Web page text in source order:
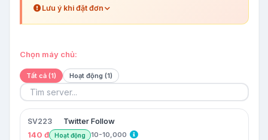
Lưu ý khi đặt đơn
Chọn máy chủ:
Tất cả (1) Hoạt động (1)
SV223
Twitter Follow
140 đ
10-10,000
Hoạt động